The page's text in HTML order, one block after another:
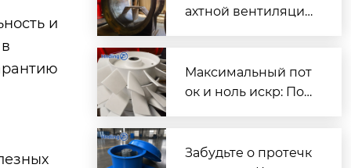
и
стане
ахтной вентиляции:
DK
Максимальный пот
ок и ноль искр: Пош
шахтной вентиляци
Забудьте о протечк